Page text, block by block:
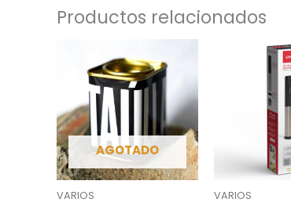
Productos relacionados
AGOTADO
VARIOS VARIOS